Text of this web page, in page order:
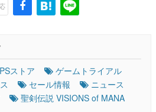
PSストア
ゲームトライアル
セール情報
ニュース
聖剣伝説 VISIONS of MANA